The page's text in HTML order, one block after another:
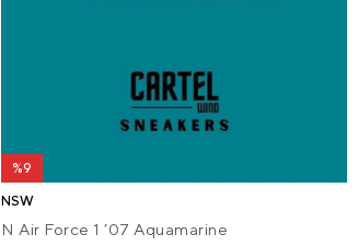
%9
NSW
N Air Force 1 ’07 Aquamarine